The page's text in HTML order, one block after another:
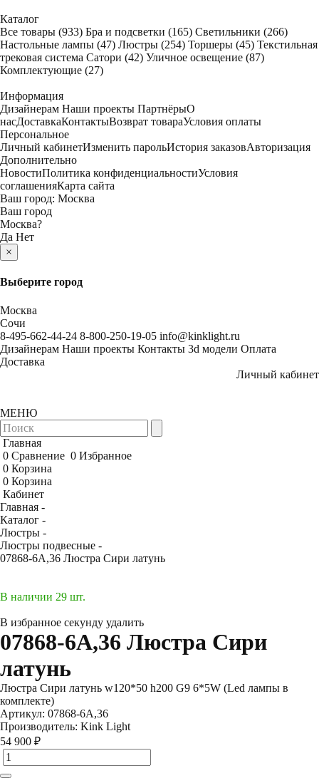
Каталог
Все товары (933) Бра и подсветки (165) Светильники (266)
Настольные лампы (47) Люстры (254) Торшеры (45) Текстильная
трековая система Сатори (42) Уличное освещение (87)
Комплектующие (27)
Информация
Дизайнерам Наши проекты ПартнёрыО
насДоставкаКонтактыВозврат товараУсловия оплаты
Персональное
Личный кабинетИзменить парольИстория заказовАвторизация
Дополнительно
НовостиПолитика конфиденциальностиУсловия
соглашенияКарта сайта
Ваш город: Москва
Ваш город
Москва?
Да Нет
×
Выберите город
Москва
Сочи
8-495-662-44-24 8-800-250-19-05 info@kinklight.ru
Дизайнерам Наши проекты Контакты 3d модели Оплата
Доставка
Личный кабинет
МЕНЮ
Главная
0 Сравнение 0 Избранное
0 Корзина
0 Корзина
Кабинет
Главная -
Каталог -
Люстры -
Люстры подвесные -
07868-6A,36 Люстра Сири латунь
В наличии 29 шт.
В избранное секунду удалить
07868-6A,36 Люстра Сири
латунь
Люстра Сири латунь w120*50 h200 G9 6*5W (Led лампы в
комплекте)
Артикул: 07868-6A,36
Производитель: Kink Light
54 900 ₽